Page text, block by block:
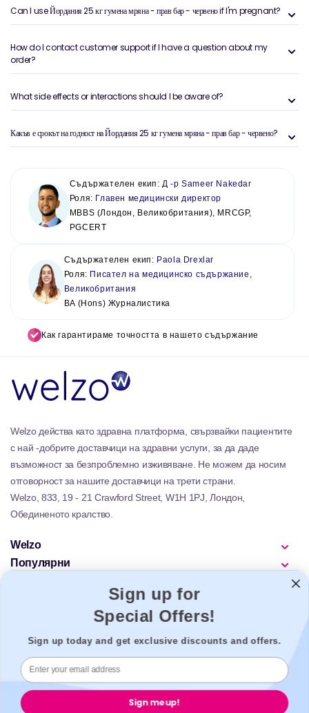
Can I use Йордания 25 кг гумена мряна - прав бар - червено if I'm pregnant?
How do I contact customer support if I have a question about my
order?
What side effects or interactions should I be aware of?
Какъв е срокът на годност на Йордания 25 кг гумена мряна - прав бар - червено?
Съдържателен екип:Д -р Sameer Nakedar
Роля: Главен медицински директор
MBBS (Лондон, Великобритания), MRCGP,
PGCERT
Съдържателен екип: Paola Drexlar
Роля: Писател на медицинско съдържание,
Великобритания
BA (Hons) Журналистика
Как гарантираме точността в нашето съдържание
Welzo действа като здравна платформа, свързвайки пациентите
с най -добрите доставчици на здравни услуги, за да даде
възможност за безпроблемно изживяване. Не можем да носим
отговорност за нашите доставчици на трети страни.
Welzo, 833, 19 - 21 Crawford Street, W1H 1PJ, Лондон,
Обединеното кралство.
Welzo
Популярни
Сигурно плащане
Sign up for
Special Offers!
Sign up today and get exclusive discounts and offers.
Sign me up!